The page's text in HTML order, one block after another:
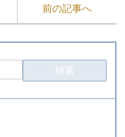
前の記事へ